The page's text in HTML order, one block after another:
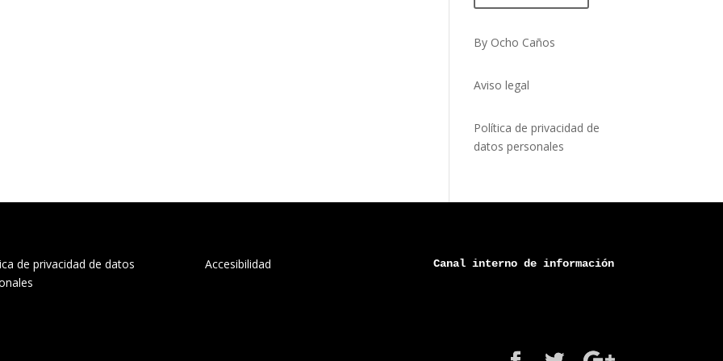
By Ocho Caños
Aviso legal
Política de privacidad de
datos personales
de privacidad de datos
Accesibilidad Canal interno de información